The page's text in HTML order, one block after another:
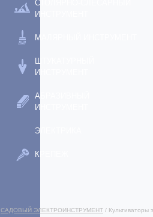
СТОЛЯРНО-СЛЕСАРНЫЙ
ИНСТРУМЕНТ
МАЛЯРНЫЙ ИНСТРУМЕНТ
ШТУКАТУРНЫЙ
ИНСТРУМЕНТ
АБРАЗИВНЫЙ
ИНСТРУМЕНТ
ЭЛЕКТРИКА
КРЕПЕЖ
САДОВЫЙ ЭЛЕКТРОИНСТРУМЕНТ / Культиваторы